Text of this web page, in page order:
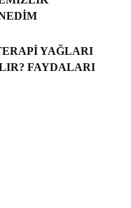
YAĞLARI
FAYDALARI